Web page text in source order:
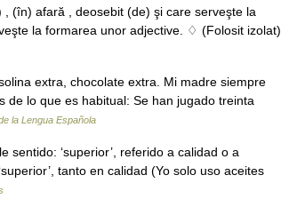
(în) afară , deosebit (de) şi care serveşte la
la formarea unor adjective. ♢ (Folosit izolat)
extra, chocolate extra. Mi madre siempre
de lo que es habitual: Se han jugado treinta
la Lengua Española
sentido: ‘superior’, referido a calidad o a
tanto en calidad (Yo solo uso aceites